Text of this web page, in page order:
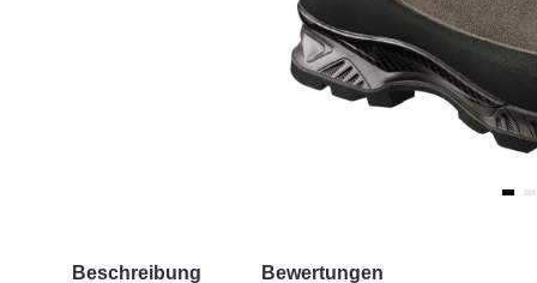
Beschreibung Bewertungen